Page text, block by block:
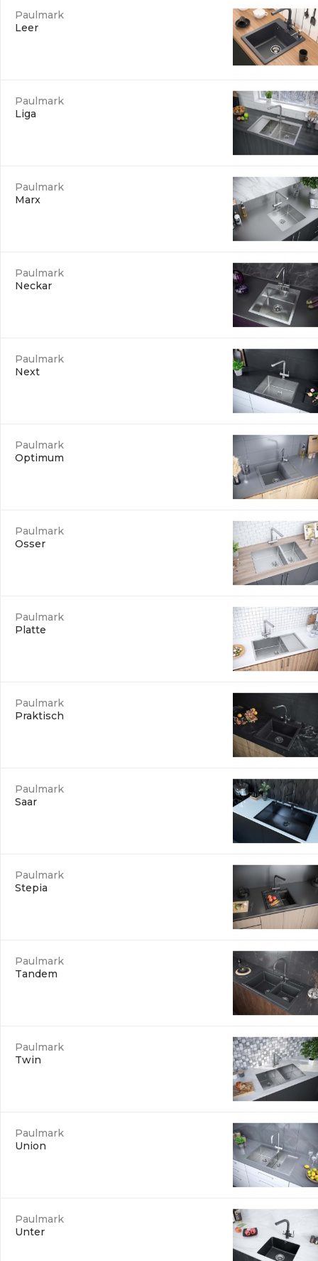
Paulmark
Leer
Paulmark
Liga
Paulmark
Marx
Paulmark
Neckar
Paulmark
Next
Paulmark
Optimum
Paulmark
Osser
Paulmark
Platte
Paulmark
Praktisch
Paulmark
Saar
Paulmark
Stepia
Paulmark
Tandem
Paulmark
Twin
Paulmark
Union
Paulmark
Unter